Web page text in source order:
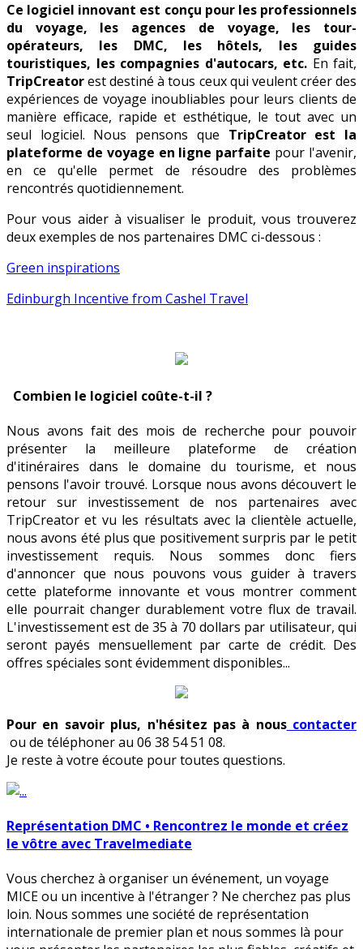
Ce logiciel innovant est conçu pour les professionnels
du voyage, les agences de voyage, les tour-
opérateurs, les DMC, les hôtels, les guides
touristiques, les compagnies d'autocars, etc. En fait,
TripCreatorest destiné à tous ceux qui veulent créer des
expériences de voyage inoubliables pour leurs clients de
manière efficace, rapide et esthétique, le tout avec un
seul logiciel. Nous pensons que TripCreator est la
plateforme de voyage en ligne parfaite pour l'avenir,
en ce qu'elle permet de résoudre des problèmes
rencontrés quotidiennement.
Pour vous aider à visualiser le produit, vous trouverez
deux exemples de nos partenaires DMC ci-dessous :
Green inspirations
Edinburgh Incentive from Cashel Travel
Combien le logiciel coûte-t-il ?
Nous avons fait des mois de recherche pour pouvoir
présenter la meilleure plateforme de création
d'itinéraires dans le domaine du tourisme, et nous
pensons l'avoir trouvé. Lorsque nous avons découvert le
retour sur investissement de nos partenaires avec
TripCreator et vu les résultats avec la clientèle actuelle,
nous avons été plus que positivement surpris par le petit
investissement requis. Nous sommes donc fiers
d'annoncer que nous pouvons vous guider à travers
cette plateforme innovante et vous montrer comment
elle pourrait changer durablement votre flux de travail.
L'investissement est de 35 à 70 dollars par utilisateur, qui
seront payés mensuellement par carte de crédit. Des
offres spéciales sont évidemment disponibles...
Pour en savoir plus, n'hésitez pas à nouscontacter
ou de téléphoner au 06 38 54 51 08.
Je reste à votre écoute pour toutes questions.
Représentation DMC • Rencontrez le monde et créez
le vôtre avec Travelmediate
Vous cherchez à organiser un événement, un voyage
MICE ou un incentive à l'étranger ? Ne cherchez pas plus
loin. Nous sommes une société de représentation
internationale de premier plan et nous sommes là pour